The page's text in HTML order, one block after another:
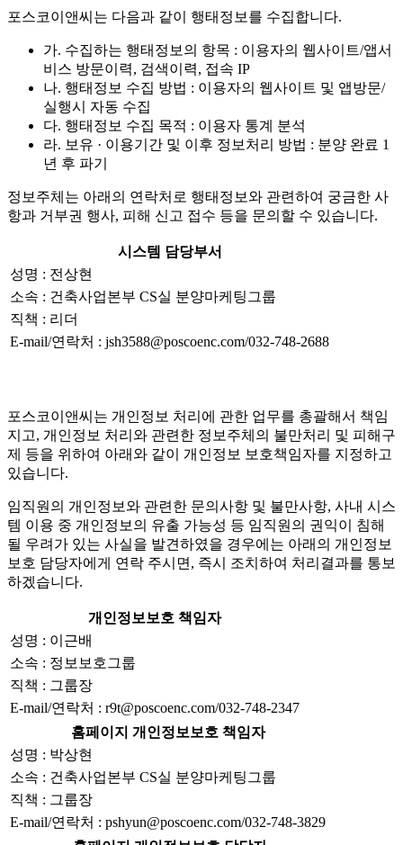
포스코이앤씨는 다음과 같이 행태정보를 수집합니다.
가. 수집하는 행태정보의 항목 : 이용자의 웹사이트/앱서
비스 방문이력, 검색이력, 접속 IP
나. 행태정보 수집 방법 : 이용자의 웹사이트 및 앱방문/
실행시 자동 수집
다. 행태정보 수집 목적 : 이용자 통계 분석
라. 보유 · 이용기간 및 이후 정보처리 방법 : 분양 완료 1
년 후 파기
정보주체는 아래의 연락처로 행태정보와 관련하여 궁금한 사
항과 거부권 행사, 피해 신고 접수 등을 문의할 수 있습니다.
시스템 담당부서
성명 : 전상현
소속 : 건축사업본부 CS실 분양마케팅그룹
직책 : 리더
E-mail/연락처 : jsh3588@poscoenc.com/032-748-2688
포스코이앤씨는 개인정보 처리에 관한 업무를 총괄해서 책임
지고, 개인정보 처리와 관련한 정보주체의 불만처리 및 피해구
제 등을 위하여 아래와 같이 개인정보 보호책임자를 지정하고
있습니다.
임직원의 개인정보와 관련한 문의사항 및 불만사항, 사내 시스
템 이용 중 개인정보의 유출 가능성 등 임직원의 권익이 침해
될 우려가 있는 사실을 발견하였을 경우에는 아래의 개인정보
보호 담당자에게 연락 주시면, 즉시 조치하여 처리결과를 통보
하겠습니다.
개인정보보호 책임자
성명 : 이근배
소속 : 정보보호그룹
직책 : 그룹장
E-mail/연락처 : r9t@poscoenc.com/032-748-2347
홈페이지 개인정보보호 책임자
성명 : 박상현
소속 : 건축사업본부 CS실 분양마케팅그룹
직책 : 그룹장
E-mail/연락처 : pshyun@poscoenc.com/032-748-3829